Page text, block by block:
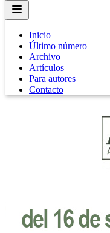
Open main menu
Inicio
Último número
Archivo
Artículos
Para autores
Contacto